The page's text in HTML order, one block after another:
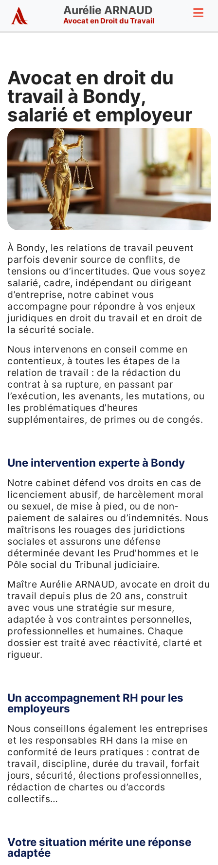
Aurélie ARNAUD
Avocat en Droit du Travail
Avocat en droit du
travail à Bondy,
salarié et employeur
À Bondy, les relations de travail peuvent
parfois devenir source de conflits, de
tensions ou d’incertitudes. Que vous soyez
salarié, cadre, indépendant ou dirigeant
d’entreprise, notre cabinet vous
accompagne pour répondre à vos enjeux
juridiques en droit du travail et en droit de
la sécurité sociale.
Nous intervenons en conseil comme en
contentieux, à toutes les étapes de la
relation de travail : de la rédaction du
contrat à sa rupture, en passant par
l’exécution, les avenants, les mutations, ou
les problématiques d’heures
supplémentaires, de primes ou de congés.
Une intervention experte à Bondy
Notre cabinet défend vos droits en cas de
licenciement abusif, de harcèlement moral
ou sexuel, de mise à pied, ou de non-
paiement de salaires ou d’indemnités. Nous
maîtrisons les rouages des juridictions
sociales et assurons une défense
déterminée devant les Prud’hommes et le
Pôle social du Tribunal judiciaire.
Maître Aurélie ARNAUD, avocate en droit du
travail depuis plus de 20 ans, construit
avec vous une stratégie sur mesure,
adaptée à vos contraintes personnelles,
professionnelles et humaines. Chaque
dossier est traité avec réactivité, clarté et
rigueur.
Un accompagnement RH pour les
employeurs
Nous conseillons également les entreprises
et les responsables RH dans la mise en
conformité de leurs pratiques : contrat de
travail, discipline, durée du travail, forfait
jours, sécurité, élections professionnelles,
rédaction de chartes ou d’accords
collectifs…
Votre situation mérite une réponse
adaptée